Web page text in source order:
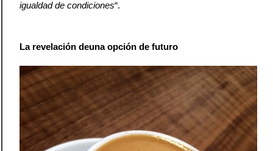
igualdad de condiciones“.
La revelación deuna opción de futuro